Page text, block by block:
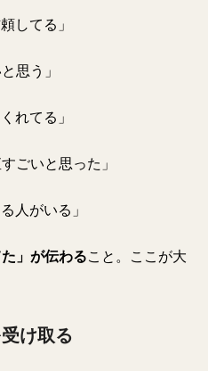
してる」
思う」
れてる」
ごいと思った」
人がいる」
た」が伝わること。ここが大
け取る